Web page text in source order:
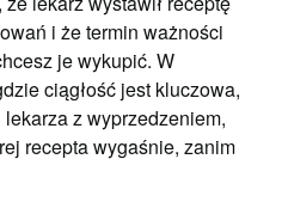
i że termin ważności
je wykupić. W
ciągłość jest kluczowa,
z wyprzedzeniem,
recepta wygaśnie, zanim